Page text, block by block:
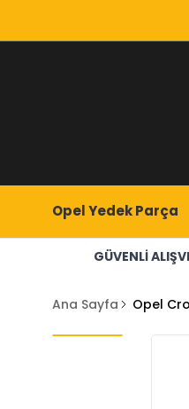
Opel Yedek Parça
GÜVENLİ
Ana Sayfa Opel